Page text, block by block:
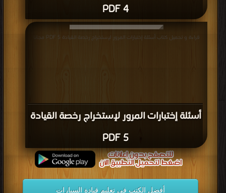
4 PDF
أسئلة إختبارات المرور لإستخراج رخصة القيادة
5 PDF
قراءة و تحميل كتاب أسئلة إختبارات المرور لإستخراج رخصة القيادة 5 PDF مجانا
أفضل الكتب في تعليم قيادة السيارات